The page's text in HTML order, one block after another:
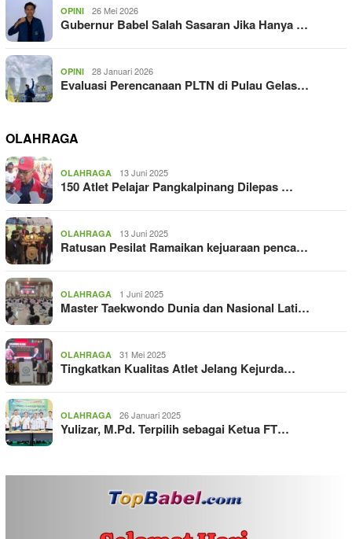
OPINI 26 Mei 2026
Gubernur Babel Salah Sasaran Jika Hanya …
OPINI 28 Januari 2026
Evaluasi Perencanaan PLTN di Pulau Gelas…
OLAHRAGA
OLAHRAGA 13 Juni 2025
150 Atlet Pelajar Pangkalpinang Dilepas …
OLAHRAGA 13 Juni 2025
Ratusan Pesilat Ramaikan kejuaraan penca…
OLAHRAGA 1 Juni 2025
Master Taekwondo Dunia dan Nasional Lati…
OLAHRAGA 31 Mei 2025
Tingkatkan Kualitas Atlet Jelang Kejurda…
OLAHRAGA 26 Januari 2025
Yulizar, M.Pd. Terpilih sebagai Ketua FT…